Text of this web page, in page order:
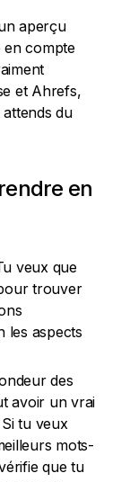
aperçu
en compte
et Ahrefs,
du
en
veux que
trouver
les aspects
des
avoir un vrai
tu veux
mots-
que tu